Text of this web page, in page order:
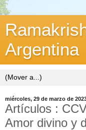
Argentina
miércoles, 29 de marzo de
Artículos :
Amor divino y